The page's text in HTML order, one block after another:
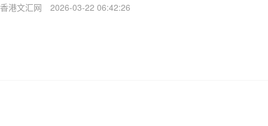
香港文汇网 2026-03-22 06:42:26